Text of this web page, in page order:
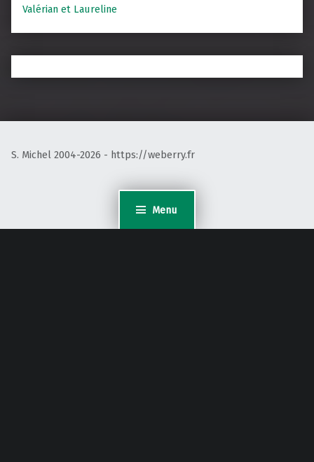
Menu
Valérian et Laureline
S. Michel 2004-2026 - https://weberry.fr